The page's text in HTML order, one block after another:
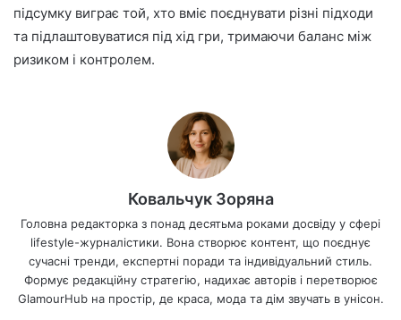
підсумку виграє той, хто вміє поєднувати різні підходи
та підлаштовуватися під хід гри, тримаючи баланс між
ризиком і контролем.
Ковальчук Зоряна
Головна редакторка з понад десятьма роками досвіду у сфері
lifestyle-журналістики. Вона створює контент, що поєднує
сучасні тренди, експертні поради та індивідуальний стиль.
Формує редакційну стратегію, надихає авторів і перетворює
GlamourHub на простір, де краса, мода та дім звучать в унісон.